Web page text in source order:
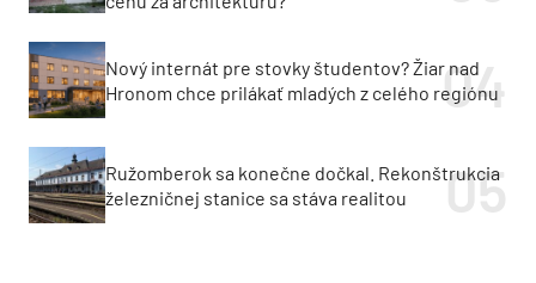
Nový internát pre stovky študentov? Žiar nad
Hronom chce prilákať mladých z celého regiónu
Ružomberok sa konečne dočkal. Rekonštrukcia
železničnej stanice sa stáva realitou